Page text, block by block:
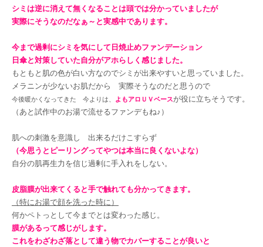
シミは逆に消えて無くなることは頭では分かっていましたが
実際にそうなのだなぁ～と実感中であります。
今まで過剰にシミを気にして日焼止めファンデーション
日傘と対策していた自分がアホらしく感じました。
もともと肌の色が白い方なのでシミが出来やすいと思っていました。
メラニンが少ないお肌だから 実際そうなのだと思うので
今後暖かくなってきた 今よりは、 よもアロＵＶベースが役に立ちそうです。
（あと試作中のお湯で流せるファンデもね♪）
肌への刺激を意識し 出来るだけこすらず
（今思うとピーリングってやつは本当に良くないよな）
自分の肌再生力を信じ過剰に手入れをしない。
皮脂膜が出来てくると手で触れても分かってきます。
（特にお湯で顔を洗った時に）
何かペトっとして今までとは変わった感じ。
膜があるって感じがします。
これをわざわざ落として違う物でカバーすることが良いと